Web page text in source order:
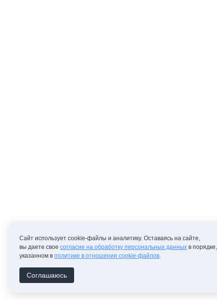
Сайт использует cookie-файлы и аналитику. Оставаясь на сайте,
вы даете свое согласие на обработку персональных данных в порядке,
указанном в политике в отношении cookie-файлов.
Соглашаюсь